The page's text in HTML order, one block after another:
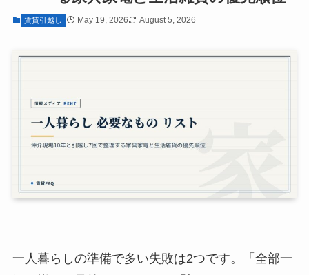
賃貸引越し May 19, 2026 August 5, 2026
一人暮らしの準備で多い失敗は2つです。「全部一